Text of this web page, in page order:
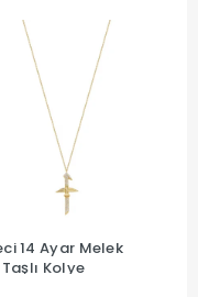
14 Ayar Melek
Kolye